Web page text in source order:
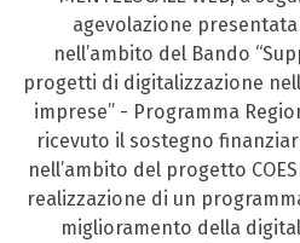
agevolazione
nell’ambito del Bando
progetti di digitalizzazione
imprese” - Programma
ricevuto il sostegno
nell’ambito del progetto
realizzazione di un
miglioramento della